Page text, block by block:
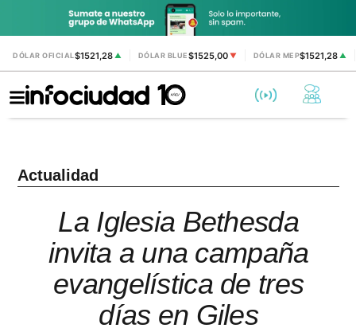
DÓLAR OFICIAL$1521,28 ▲ DÓLAR BLUE$1525,00 ▼ DÓLAR MEP$1521,28▲
Actualidad
La Iglesia Bethesda
invita a una campaña
evangelística de tres
días en Giles